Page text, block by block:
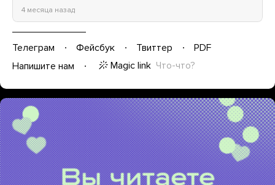
4 месяца назад
Телеграм Фейсбук Твиттер
PDF
Напишите нам
Magic link Что-что?